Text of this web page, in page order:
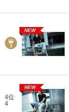
NEW
4位
4
NEW